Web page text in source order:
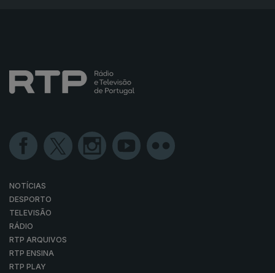
NOTÍCIAS
DESPORTO
TELEVISÃO
RÁDIO
RTP ARQUIVOS
RTP ENSINA
RTP PLAY